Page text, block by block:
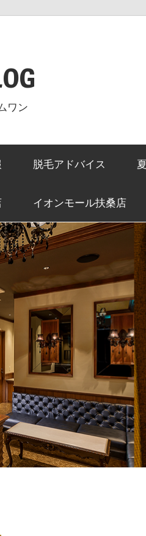
ワン
脱毛アドバイス
イオンモール扶桑店